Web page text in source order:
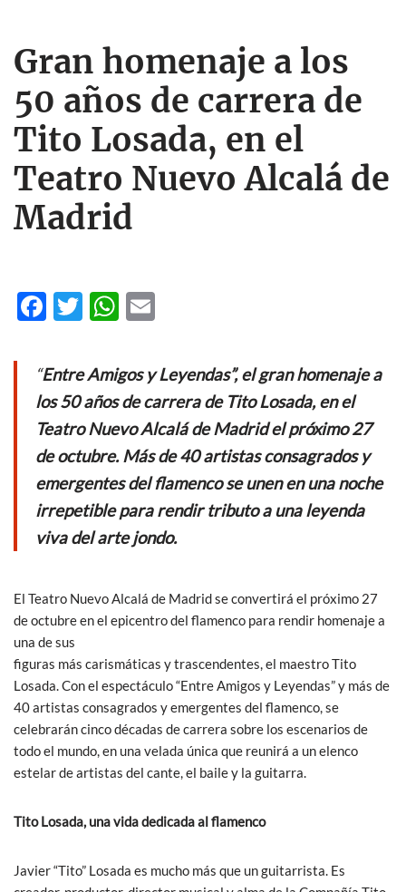
Gran homenaje a los
50 años de carrera de
Tito Losada, en el
Teatro Nuevo Alcalá de
Madrid
F
e
b
o
o
k
T
itt
er
W
at
s
A
p
p
ail
“Entre Amigos y Leyendas”, el gran homenaje a
los 50 años de carrera de Tito Losada, en el
Teatro Nuevo Alcalá de Madrid el próximo 27
de octubre. Más de 40 artistas consagrados y
emergentes del flamenco se unen en una noche
irrepetible para rendir tributo a una leyenda
viva del arte jondo.
El Teatro Nuevo Alcalá de Madrid se convertirá el próximo 27
de octubre en el epicentro del flamenco para rendir homenaje a
una de sus
figuras más carismáticas y trascendentes, el maestro Tito
Losada. Con el espectáculo “Entre Amigos y Leyendas” y más de
40 artistas consagrados y emergentes del flamenco, se
celebrarán cinco décadas de carrera sobre los escenarios de
todo el mundo, en una velada única que reunirá a un elenco
estelar de artistas del cante, el baile y la guitarra.
Tito Losada, una vida dedicada al flamenco
Javier “Tito” Losada es mucho más que un guitarrista. Es